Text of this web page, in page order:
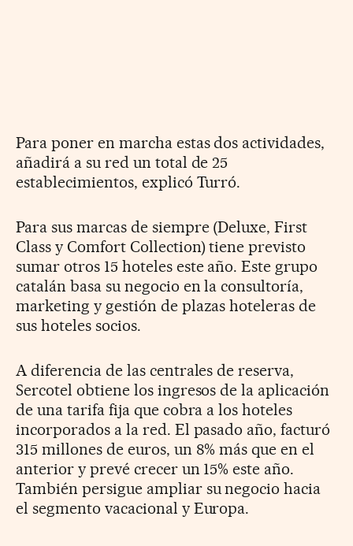
Para poner en marcha estas dos actividades,
añadirá a su red un total de 25
establecimientos, explicó Turró.
Para sus marcas de siempre (Deluxe, First
Class y Comfort Collection) tiene previsto
sumar otros 15 hoteles este año. Este grupo
catalán basa su negocio en la consultoría,
marketing y gestión de plazas hoteleras de
sus hoteles socios.
A diferencia de las centrales de reserva,
Sercotel obtiene los ingresos de la aplicación
de una tarifa fija que cobra a los hoteles
incorporados a la red. El pasado año, facturó
315 millones de euros, un 8% más que en el
anterior y prevé crecer un 15% este año.
También persigue ampliar su negocio hacia
el segmento vacacional y Europa.